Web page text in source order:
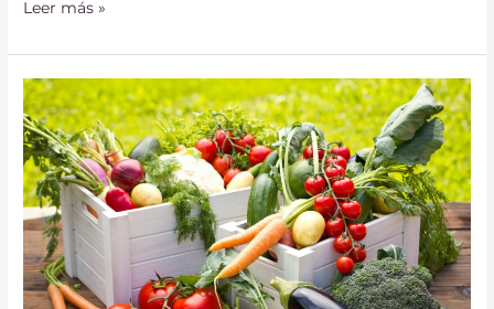
Leer más »
6
Pasos
para
hacer
un
huerto
en
casa